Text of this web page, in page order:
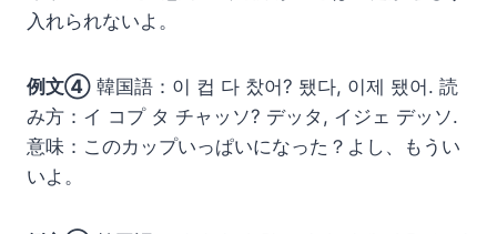
入れられないよ。
例文④ 韓国語：이 컵 다 찼어? 됐다, 이제 됐어. 読
み方：イ コプ タ チャッソ? デッタ, イジェ デッソ.
意味：このカップいっぱいになった？よし、もうい
いよ。